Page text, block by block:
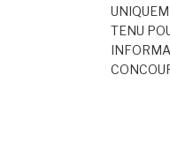
TENU